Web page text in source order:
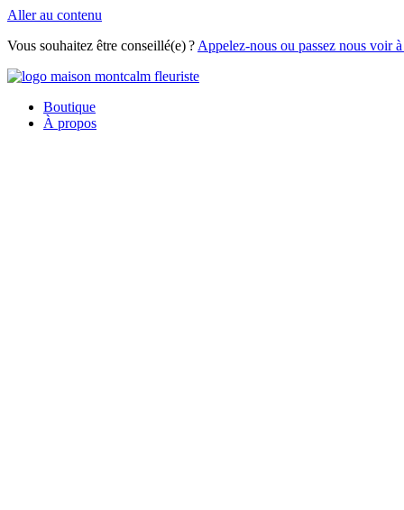
Aller au contenu
Vous souhaitez être conseillé(e) ? Appelez-nous ou passez nous voir
Boutique
À propos